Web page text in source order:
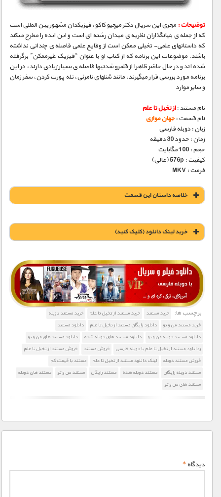
توضیحات : مجری­ این سریال دکتر میچیو کاکو، فیزیکدان مشهور بین­ المللی است
که از جمله­ ی بنیانگذاران نظریه­ ی میدان رشته ­ای است و این ایده را مطرح می­کند
که داستانهای علمی- تخیلی ممکن است از وقایع علمی فاصله­ ی چندانی نداشته
باشند. موضوعات این برنامه که از کتاب او با عنوان “فیزیک غیرممکن” برگرفته
شده­ اند و در حال حاضر ظاهرا از قلمرو شدنی­ها فاصله­ ی بسیار زیادی دارند، در این
برنامه مورد بررسی قرار می­گیرند، مانند شنلهای نامرئی، تله­ پورت کردن، سفر زمان
و سایر موارد
نام مستند :از تخیل تا علم
نام قسمت : جهان موازی
زبان : دوبله فارسی
زمان : حدود 30 دقیقه
حجم : 100 مگابایت
کیفیت : 576p (عالی)
فرمت : MKV
خلاصه داستان این قسمت
خريد لينک دانلود (کليک کنيد)
1900 تومان – خريد لينک دانلود (افزودن به سبد خريد)
برچسب ها: خرید مستند خرید مستند از تخیل تا علم
خرید مستند دوبله
خرید مستند من و تو
دانلود رایگان مستند از تخیل تا علم
دانلود مستند
دانلود مستند دوبله من و تو
دانلود مستند های دوبله شده
دانلود مستند های من و تو
ردانلود مستند از تخیل تا علم با دوبله فارسی
فروش مستند
فروش مستند از تخیل تا علم
فروش مستند دوبله
لینک دانلود مستند از تخیل تا علم
مستند با قیمت کم
مستند دوبله رایگان
مستند دوبله شده مستند رایگان مستند من و تو
مستند های دوبله
مستند های من و تو
دیدگاه*